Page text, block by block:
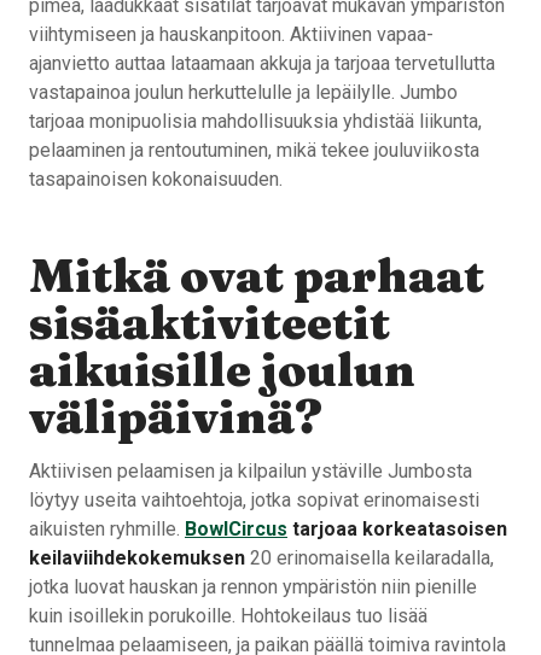
pimeä, laadukkaat sisätilat tarjoavat mukavan ympäristön
viihtymiseen ja hauskanpitoon. Aktiivinen vapaa-
ajanvietto auttaa lataamaan akkuja ja tarjoaa tervetullutta
vastapainoa joulun herkuttelulle ja lepäilylle. Jumbo
tarjoaa monipuolisia mahdollisuuksia yhdistää liikunta,
pelaaminen ja rentoutuminen, mikä tekee jouluviikosta
tasapainoisen kokonaisuuden.
Mitkä ovat parhaat
sisäaktiviteetit
aikuisille joulun
välipäivinä?
Aktiivisen pelaamisen ja kilpailun ystäville Jumbosta
löytyy useita vaihtoehtoja, jotka sopivat erinomaisesti
aikuisten ryhmille. BowlCircus tarjoaa korkeatasoisen
keilaviihdekokemuksen 20 erinomaisella keilaradalla,
jotka luovat hauskan ja rennon ympäristön niin pienille
kuin isoillekin porukoille. Hohtokeilaus tuo lisää
tunnelmaa pelaamiseen, ja paikan päällä toimiva ravintola